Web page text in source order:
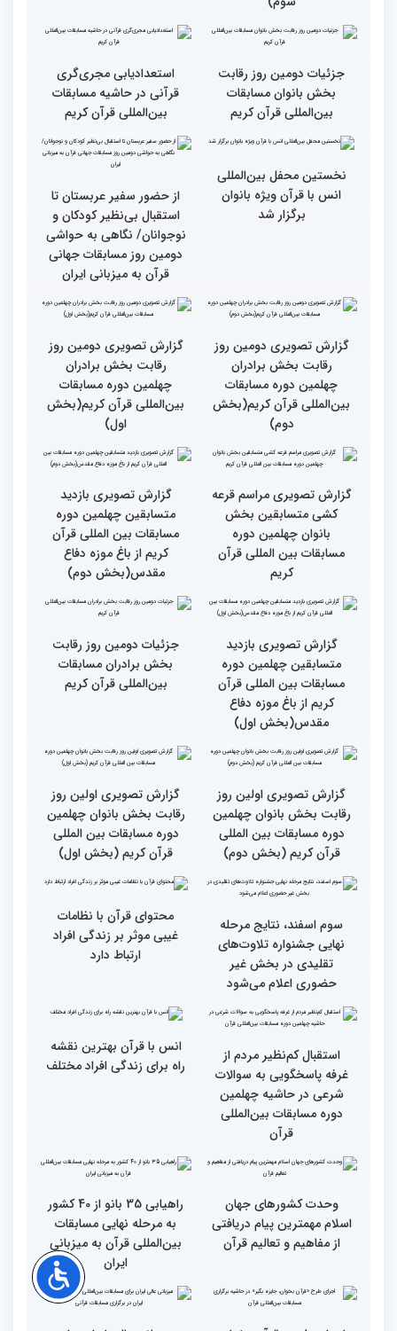
گزارش تصویری دومین روز
رقابت بخش برادران
چهلمین دوره مسابقات
بین‌المللی قرآن کریم(بخش
گزارش تصویری برگی از
فعالیت های کمیته پشتیبانی
چهلمین دوره مسابقات بین
المللی قران کریم
جزئیات دومین روز رقابت
استعدادیابی مجری‌گری
قرآنی در حاشیه مسابقات
بین‌المللی قرآن کریم
انس با قرآن ویژه بانوان
برگزار شد
از حضور سفیر عربستان تا
استقبال بی‌نظیر کودکان و
نوجوانان/ نگاهی به حواشی
دومین روز مسابقات جهانی
قرآن به میزبانی ایران
گزارش تصویری دومین روز
رقابت بخش برادران
چهلمین دوره مسابقات
بین‌المللی قرآن کریم(بخش
دوم)
گزارش تصویری دومین روز
رقابت بخش برادران
چهلمین دوره مسابقات
بین‌المللی قرآن کریم(بخش
اول)
گزارش تصویری مراسم قرعه
کشی متسابقین بخش
بانوان چهلمین دوره
مسابقات بین المللی قرآن
کریم
گزارش تصویری بازدید
متسابقین چهلمین دوره
مسابقات بین المللی قرآن
گزارش تصویری بازدید
متسابقین چهلمین دوره
مسابقات بین المللی قرآن
کریم از باغ موزه دفاع
مقدس(بخش اول)
جزئیات دومین روز رقابت
بخش برادران مسابقات
بین‌المللی قرآن کریم
گزارش تصویری اولین روز
رقابت بخش بانوان چهلمین
دوره مسابقات بین المللی
قرآن کریم (بخش دوم)
گزارش تصویری اولین روز
رقابت بخش بانوان چهلمین
قرآن کریم (بخش اول)
سوم اسفند، نتایج مرحله
نهایی جشنواره تلاوت‌های
تقلیدی در بخش غیر
حضوری اعلام می‌شود
محتوای قرآن با نظامات
استقبال کم‌نظیر مردم از
غرفه پاسخگویی به سوالات
شرعی در حاشیه چهلمین
قرآن
انس با قرآن بهترین نقشه
راه برای زندگی افراد مختلف